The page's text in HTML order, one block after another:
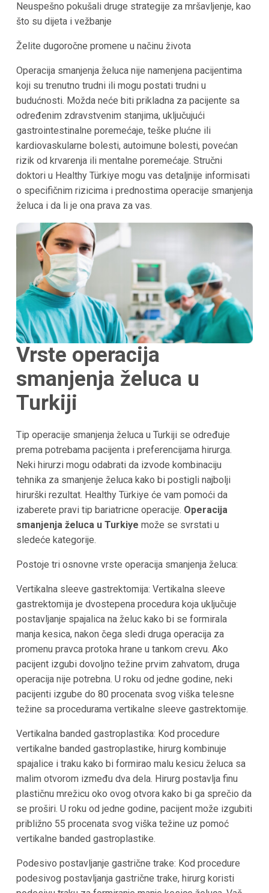
Neuspešno pokušali druge strategije za mršavljenje, kao
što su dijeta i vežbanje
Želite dugoročne promene u načinu života
Operacija smanjenja želuca nije namenjena pacijentima
koji su trenutno trudni ili mogu postati trudni u
budućnosti. Možda neće biti prikladna za pacijente sa
određenim zdravstvenim stanjima, uključujući
gastrointestinalne poremećaje, teške plućne ili
kardiovaskularne bolesti, autoimune bolesti, povećan
rizik od krvarenja ili mentalne poremećaje. Stručni
doktori u Healthy Türkiye mogu vas detaljnije informisati
o specifičnim rizicima i prednostima operacije smanjenja
želuca i da li je ona prava za vas.
Vrste operacija
smanjenja želuca u
Turkiji
Tip operacije smanjenja želuca u Turkiji se određuje
prema potrebama pacijenta i preferencijama hirurga.
Neki hirurzi mogu odabrati da izvode kombinaciju
tehnika za smanjenje želuca kako bi postigli najbolji
hirurški rezultat. Healthy Türkiye će vam pomoći da
izaberete pravi tip bariatricne operacije. Operacija
smanjenja želuca u Turkiye može se svrstati u
sledeće kategorije.
Postoje tri osnovne vrste operacija smanjenja želuca:
Vertikalna sleeve gastrektomija: Vertikalna sleeve
gastrektomija je dvostepena procedura koja uključuje
postavljanje spajalica na želuc kako bi se formirala
manja kesica, nakon čega sledi druga operacija za
promenu pravca protoka hrane u tankom crevu. Ako
pacijent izgubi dovoljno težine prvim zahvatom, druga
operacija nije potrebna. U roku od jedne godine, neki
pacijenti izgube do 80 procenata svog viška telesne
težine sa procedurama vertikalne sleeve gastrektomije.
Vertikalna banded gastroplastika: Kod procedure
vertikalne banded gastroplastike, hirurg kombinuje
spajalice i traku kako bi formirao malu kesicu želuca sa
malim otvorom između dva dela. Hirurg postavlja finu
plastičnu mrežicu oko ovog otvora kako bi ga sprečio da
se proširi. U roku od jedne godine, pacijent može izgubiti
približno 55 procenata svog viška težine uz pomoć
vertikalne banded gastroplastike.
Podesivo postavljanje gastrične trake: Kod procedure
podesivog postavljanja gastrične trake, hirurg koristi